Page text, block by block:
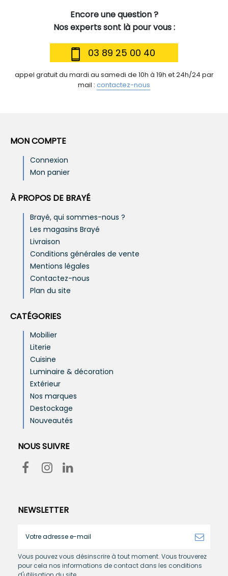
Encore une question ?
Nos experts sont là pour vous :
03 89 25 00 40
appel gratuit du mardi au samedi de 10h à 19h et 24h/24 par
mail : contactez-nous
MON COMPTE
Connexion
Mon panier
À PROPOS DE BRAYÉ
Brayé, qui sommes-nous ?
Les magasins Brayé
Livraison
Conditions générales de vente
Mentions légales
Contactez-nous
Plan du site
CATÉGORIES
Mobilier
Literie
Cuisine
Luminaire & décoration
Extérieur
Nos marques
Destockage
Nouveautés
NOUS SUIVRE
NEWSLETTER
Vous pouvez vous désinscrire à tout moment. Vous trouverez
pour cela nos informations de contact dans les conditions